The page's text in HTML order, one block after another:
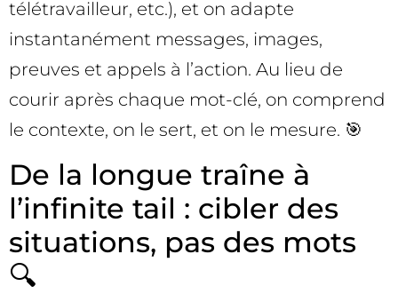
télétravailleur, etc.), et on adapte
instantanément messages, images,
preuves et appels à l’action. Au lieu de
courir après chaque mot-clé, on comprend
le contexte, on le sert, et on le mesure. 🎯
De la longue traîne à
l’infinite tail : cibler des
situations, pas des mots
🔍